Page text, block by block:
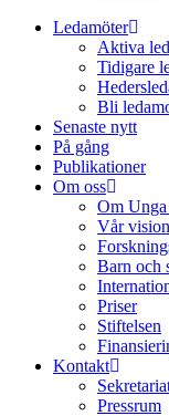
Ledamöter
Aktiva
Tidigare
Bli
Senaste nytt
På gång
Publikationer
Om oss
Om
Vår vision
Barn och
Priser
Stiftelsen
Kontakt
Pressrum